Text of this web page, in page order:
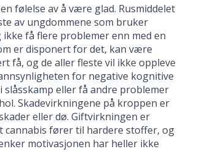
følelse av å være glad. Rusmiddelet
av ungdommene som bruker
få flere problemer enn med en
er disponert for det, kan være
få, og de aller fleste vil ikke oppleve
for negative kognitive
eller få andre problemer
Skadevirkningene på kroppen er
eller dø. Giftvirkningen er
cannabis fører til hardere stoffer, og
motivasjonen har heller ikke